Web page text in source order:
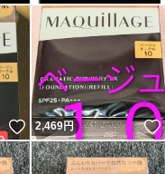
いいね！
2,469円